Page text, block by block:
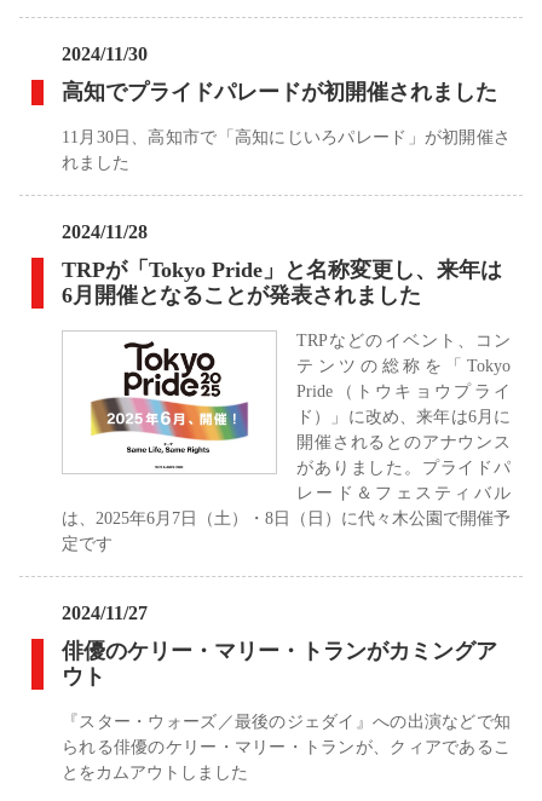
2024/11/30
高知でプライドパレードが初開催されました
11月30日、高知市で「高知にじいろパレード」が初開催さ
れました
2024/11/28
TRPが「Tokyo Pride」と名称変更し、来年は
6月開催となることが発表されました
TRPなどのイベント、コン
テンツの総称を「Tokyo
Pride（トウキョウプライ
ド）」に改め、来年は6月に
開催されるとのアナウンス
がありました。プライドパ
レード＆フェスティバル
は、2025年6月7日（土）・8日（日）に代々木公園で開催予
定です
2024/11/27
俳優のケリー・マリー・トランがカミングア
ウト
『スター・ウォーズ／最後のジェダイ』への出演などで知
られる俳優のケリー・マリー・トランが、クィアであるこ
とをカムアウトしました